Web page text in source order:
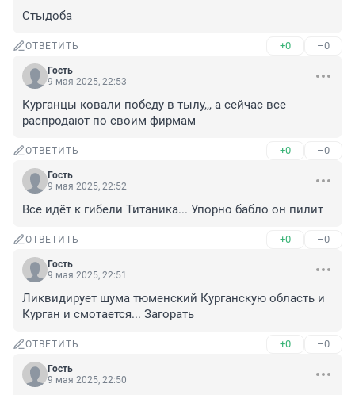
Стыдоба
ОТВЕТИТЬ +0 –0
Гость
9 мая 2025, 22:53
Курганцы ковали победу в тылу,,, а сейчас все
распродают по своим фирмам
ОТВЕТИТЬ +0 –0
Гость
9 мая 2025, 22:52
Все идёт к гибели Титаника... Упорно бабло он пилит
ОТВЕТИТЬ +0 –0
Гость
9 мая 2025, 22:51
Ликвидирует шума тюменский Курганскую область и
Курган и смотается... Загорать
ОТВЕТИТЬ +0 –0
Гость
9 мая 2025, 22:50